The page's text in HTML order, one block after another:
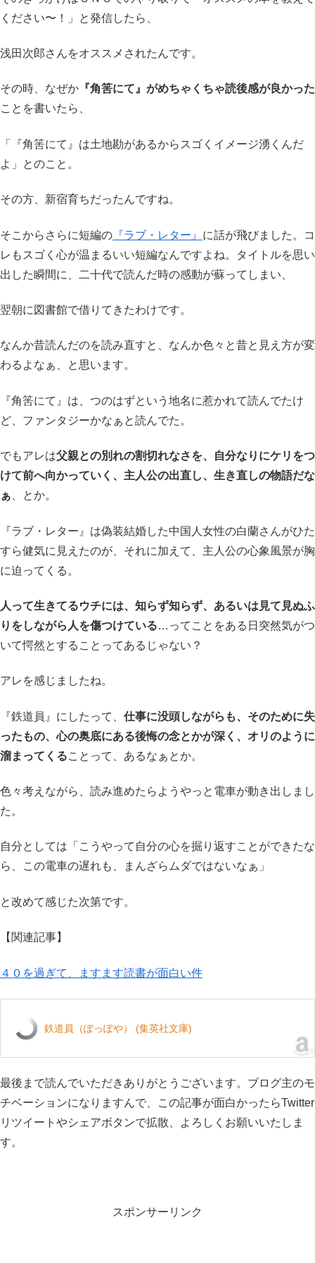
ください〜！」と発信したら、
浅田次郎さんをオススメされたんです。
その時、なぜか 『角筈にて』がめちゃくちゃ読後感が良かった
ことを書いたら、
「『角筈にて』は土地勘があるからスゴくイメージ湧くんだ
よ」とのこと。
その方、新宿育ちだったんですね。
そこからさらに短編の 『ラブ・レター』 に話が飛びました。コ
レもスゴく心が温まるいい短編なんですよね。タイトルを思い
出した瞬間に、二十代で読んだ時の感動が蘇ってしまい、
翌朝に図書館で借りてきたわけです。
なんか昔読んだのを読み直すと、なんか色々と昔と見え方が変
わるよなぁ、と思います。
『角筈にて』は、つのはずという地名に惹かれて読んでたけ
ど、ファンタジーかなぁと読んでた。
でもアレは父親との別れの割切れなさを、自分なりにケリをつ
けて前へ向かっていく、主人公の出直し、生き直しの物語だな
ぁ 、とか。
『ラブ・レター』は偽装結婚した中国人女性の白蘭さんがひた
すら健気に見えたのが、それに加えて、主人公の心象風景が胸
に迫ってくる。
人って生きてるウチには、知らず知らず、あるいは見て見ぬふ
りをしながら人を傷つけている…ってことをある日突然気がつ
いて愕然とすることってあるじゃない？
アレを感じましたね。
『鉄道員』にしたって、 仕事に没頭しながらも、そのために失
ったもの、心の奥底にある後悔の念とかが深く、オリのように
溜まってくることって、あるなぁとか。
色々考えながら、読み進めたらようやっと電車が動き出しまし
た。
自分としては「こうやって自分の心を掘り返すことができたな
ら、この電車の遅れも、まんざらムダではないなぁ」
と改めて感じた次第です。
【関連記事】
４０を過ぎて、ますます読書が面白い件
鉄道員（ぽっぽや） (集英社文庫)
最後まで読んでいただきありがとうございます。ブログ主のモ
チベーションになりますんで、この記事が面白かったらTwitter
リツイートやシェアボタンで拡散、よろしくお願いいたしま
す。
スポンサーリンク